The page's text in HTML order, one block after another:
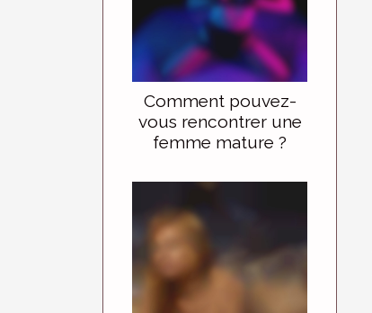
Comment pouvez-
vous rencontrer une
femme mature ?